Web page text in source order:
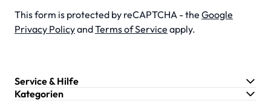
This form is protected by reCAPTCHA - the Google
Privacy PolicyandTerms of Service apply.
Service & Hilfe
Kategorien